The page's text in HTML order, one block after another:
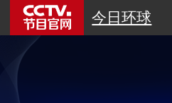
今日环球